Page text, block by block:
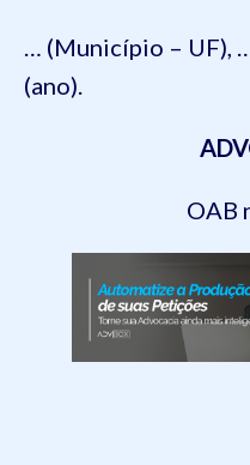
… (Município – UF),
(ano).
OAB